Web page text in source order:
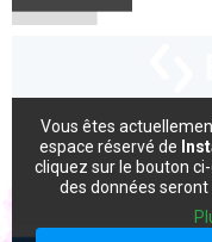
Vous êtes
espace réservé de
cliquez sur le bouton
des données seront